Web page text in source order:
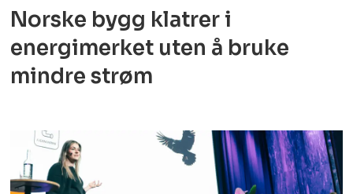
Norske bygg klatrer i
energimerket uten å bruke
mindre strøm